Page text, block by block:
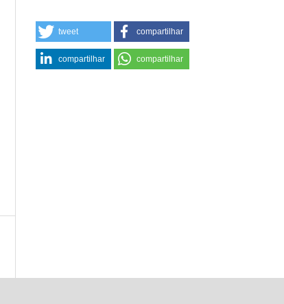
tweet compartilhar
compartilhar compartilhar